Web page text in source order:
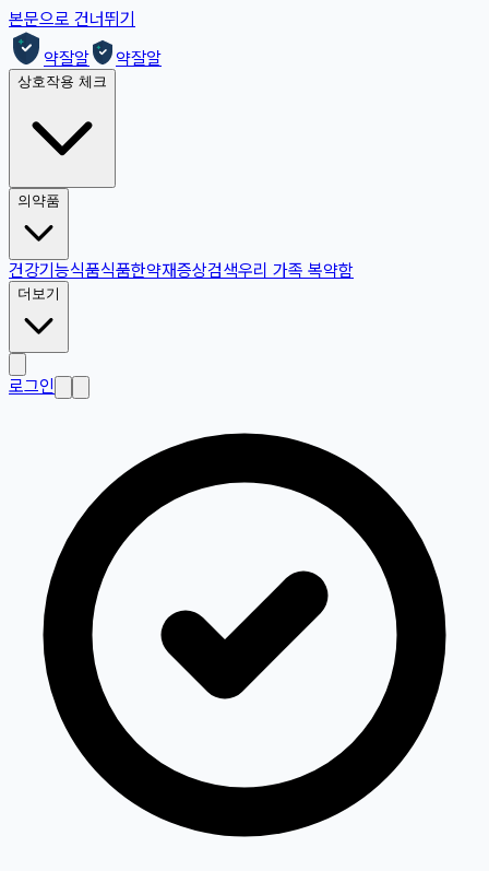
본문으로 건너뛰기
약잘알
약잘알
상호작용 체크
의약품
건강기능식품식품한약재증상검색우리 가족 복약함
더보기
로그인